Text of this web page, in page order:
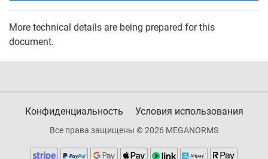
More technical details are being prepared for this
document.
Конфиденциальность Условия использования
Все права защищены © 2026 MEGANORMS